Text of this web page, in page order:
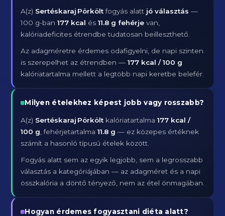
A(z) Sertéskaraj Pörköltfogyás alatt jó választás —
100 g-ban177 kcal és11.8 g fehérje van,
kalóriadeficites étrendbe tudatosan beilleszthető.
Az adagméretre érdemes odafigyelni, de napi szinten
is szerepelhet az étrendben —177 kcal / 100 g
kalóriatartalma mellett a legtöbb napi keretbe belefér.
Milyen ételekhez képest jobb vagy rosszabb?
A(z) Sertéskaraj Pörkölt kalóriatartalma177 kcal /
100 g , fehérjetartalma11.8 g — ez közepes értéknek
számít a hasonló típusú ételek között.
Fogyás alatt sem az egyik legjobb, sem a legrosszabb
választás a kategóriájában — az adagméret és a napi
összkalória a döntő tényező, nem az étel önmagában.
Hogyan érdemes fogyasztani diéta alatt?